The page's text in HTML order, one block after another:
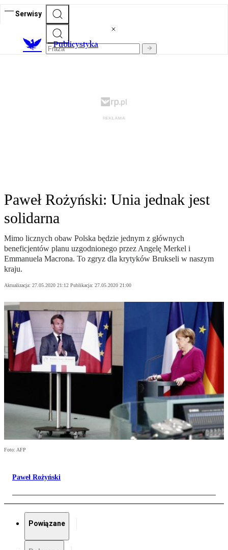
Serwisy
Publicystyka
Paweł Rożyński: Unia jednak jest
solidarna
Mimo licznych obaw Polska będzie jednym z głównych
beneficjentów planu uzgodnionego przez Angelę Merkel i
Emmanuela Macrona. To zgryz dla krytyków Brukseli w naszym
kraju.
Aktualizacja: 27.05.2020 21:12 Publikacja: 27.05.2020 21:00
Foto: AFP
Paweł Rożyński
Powiązane